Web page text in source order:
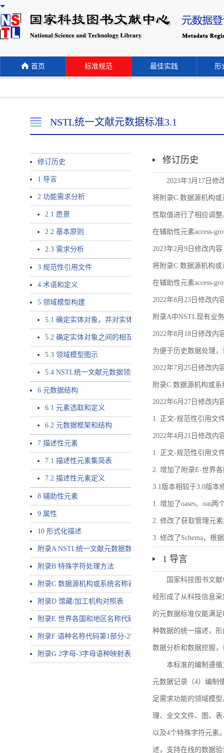
首页 标准规范 最佳实践 形
NSTL统一文献元数据标准3.1
修订历史
1 导言
2 功能需求分析
2.1 愿景
2.2 基本原则
2.3 需求分析
3 规范性引用文件
4 术语和定义
5 领域模型构建
5.1 确定实体对象，并对实体对象命名
5.2 确定实体对象之间的相互关系，定义实体对象之间的
5.3 领域模型图示
5.4 NSTL统一文献元数据领域模型的验证
6 元数据结构
6.1 元素选取和定义
6.2 元数据框架和结构
7 描述性元素
7.1 描述性元素集简表
7.2 描述性元素定义
8 辅助性元素
9 属性
10 形式化描述
附录A NSTL统一文献元数据数据唯一标识符规则
附录B 特殊字符处理方法
附录C 数据源机构或系统名称表
附录D 馆藏/加工机构对照表
附录E 世界各国和地区名称代码-2字母代码（GB/T 2659-
附录F 语种名称代码第1部分-2字母代码（GB/T 4880.1-2005
附录G 2字母-3字母语种映射表
修订历史
2023年3月17日修
将附录C 数据源机构或
性取值进行了相应调整
在辅助性元素access-
2023年2月9日修改内容
将附录C 数据源机构或
在辅助性元素access-
2022年8月23日修改内
附录A中NSTL现有业
2022年8月18日修改内
为便于历史数据处理
2022年7月25日修改内
附录C 数据源机构或
2022年6月27日修改内
1. 正文-规范性引用文
2022年4月21日修改内
1. 正文-规范性引用文
2. 增加了附录E-世界
3.1版本相较于3.0版本
1. 增加了oases、oas
2. 修改了获取管理元
3. 修改了Schema，根
1 导言
国家科技图书文
经形成了从科技信息
的元数据标准仅能满
种数据的统一描述，
数据分析和数据挖掘
本标准的编制遵
元数据记录（4）编制
足需求功能的领域模
理、全文文件、图、
以及4个特殊字符元素
述，支持在线的数据